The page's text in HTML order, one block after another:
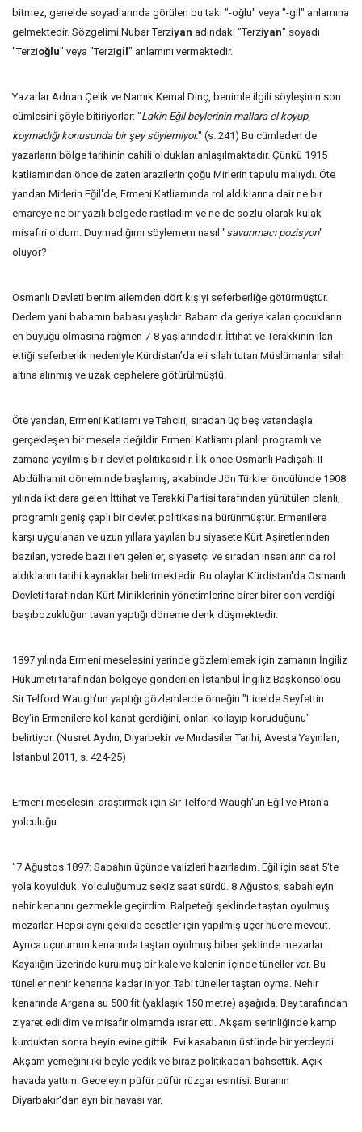
bitmez, genelde soyadlarında görülen bu takı "-oğlu" veya "-gil" anlamına
gelmektedir. Sözgelimi Nubar Terziyan adındaki "Terziyan" soyadı
"Terzioğlu" veya "Terzigil " anlamını vermektedir.
Yazarlar Adnan Çelik ve Namık Kemal Dinç, benimle ilgili söyleşinin son
cümlesini şöyle bitiriyorlar: "Lakin Eğil beylerinin mallara el koyup,
koymadığı konusunda bir şey söylemiyor." (s. 241) Bu cümleden de
yazarların bölge tarihinin cahili oldukları anlaşılmaktadır. Çünkü 1915
katliamından önce de zaten arazilerin çoğu Mirlerin tapulu malıydı. Öte
yandan Mirlerin Eğil'de, Ermeni Katliamında rol aldıklarına dair ne bir
emareye ne bir yazılı belgede rastladım ve ne de sözlü olarak kulak
misafiri oldum. Duymadığımı söylemem nasıl "savunmacı pozisyon"
oluyor?
Osmanlı Devleti benim ailemden dört kişiyi seferberliğe götürmüştür.
Dedem yani babamın babası yaşlıdır. Babam da geriye kalan çocukların
en büyüğü olmasına rağmen 7-8 yaşlarındadır. İttihat ve Terakkinin ilan
ettiği seferberlik nedeniyle Kürdistan’da eli silah tutan Müslümanlar silah
altına alınmış ve uzak cephelere götürülmüştü.
Öte yandan, Ermeni Katliamı ve Tehciri, sıradan üç beş vatandaşla
gerçekleşen bir mesele değildir. Ermeni Katliamı planlı programlı ve
zamana yayılmış bir devlet politikasıdır. İlk önce Osmanlı Padişahı II
Abdülhamit döneminde başlamış, akabinde Jön Türkler öncülünde 1908
yılında iktidara gelen İttihat ve Terakki Partisi tarafından yürütülen planlı,
programlı geniş çaplı bir devlet politikasına bürünmüştür. Ermenilere
karşı uygulanan ve uzun yıllara yayılan bu siyasete Kürt Aşiretlerinden
bazıları, yörede bazı ileri gelenler, siyasetçi ve sıradan insanların da rol
aldıklarını tarihi kaynaklar belirtmektedir. Bu olaylar Kürdistan'da Osmanlı
Devleti tarafından Kürt Mirliklerinin yönetimlerine birer birer son verdiği
başıbozukluğun tavan yaptığı döneme denk düşmektedir.
1897 yılında Ermeni meselesini yerinde gözlemlemek için zamanın İngiliz
Hükümeti tarafından bölgeye gönderilen İstanbul İngiliz Başkonsolosu
Sir Telford Waugh'un yaptığı gözlemlerde örneğin "Lice'de Seyfettin
Bey'in Ermenilere kol kanat gerdiğini, onları kollayıp koruduğunu"
belirtiyor. (Nusret Aydın, Diyarbekir ve Mırdasiler Tarihi, Avesta Yayınları,
İstanbul 2011, s. 424-25)
Ermeni meselesini araştırmak için Sir Telford Waugh'un Eğil ve Piran'a
yolculuğu:
"7 Ağustos 1897: Sabahın üçünde valizleri hazırladım. Eğil için saat 5'te
yola koyulduk. Yolculuğumuz sekiz saat sürdü. 8 Ağustos; sabahleyin
nehir kenarını gezmekle geçirdim. Balpeteği şeklinde taştan oyulmuş
mezarlar. Hepsi aynı şekilde cesetler için yapılmış üçer hücre mevcut.
Ayrıca uçurumun kenarında taştan oyulmuş biber şeklinde mezarlar.
Kayalığın üzerinde kurulmuş bir kale ve kalenin içinde tüneller var. Bu
tüneller nehir kenarına kadar iniyor. Tabi tüneller taştan oyma. Nehir
kenarında Argana su 500 fit (yaklaşık 150 metre) aşağıda. Bey tarafından
ziyaret edildim ve misafir olmamda ısrar etti. Akşam serinliğinde kamp
kurduktan sonra beyin evine gittik. Evi kasabanın üstünde bir yerdeydi.
Akşam yemeğini iki beyle yedik ve biraz politikadan bahsettik. Açık
havada yattım. Geceleyin püfür püfür rüzgar esintisi. Buranın
Diyarbakır'dan ayrı bir havası var.